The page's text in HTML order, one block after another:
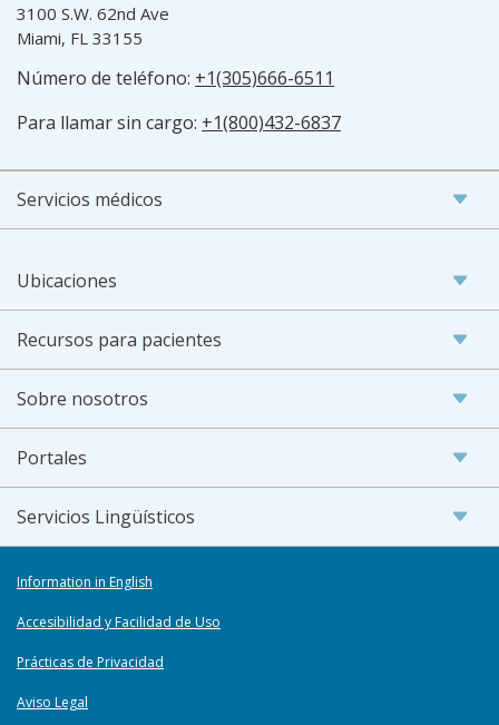
3100 S.W. 62nd Ave
Miami, FL 33155
Número de teléfono: +1(305)666-6511
Para llamar sin cargo: +1(800)432-6837
Servicios médicos
Ubicaciones
Recursos para pacientes
Sobre nosotros
Portales
Servicios Lingüísticos
Information in English
Accesibilidad y Facilidad de Uso
Prácticas de Privacidad
Aviso Legal